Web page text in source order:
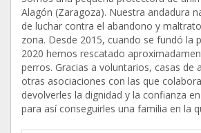
Alagón (Zaragoza). Nuestra andadura
de luchar contra el abandono y
zona. Desde 2015, cuando se fundó la
2020 hemos rescatado
perros. Gracias a voluntarios, casas de
otras asociaciones con las que
devolverles la dignidad y la confianza
para así conseguirles una familia en la